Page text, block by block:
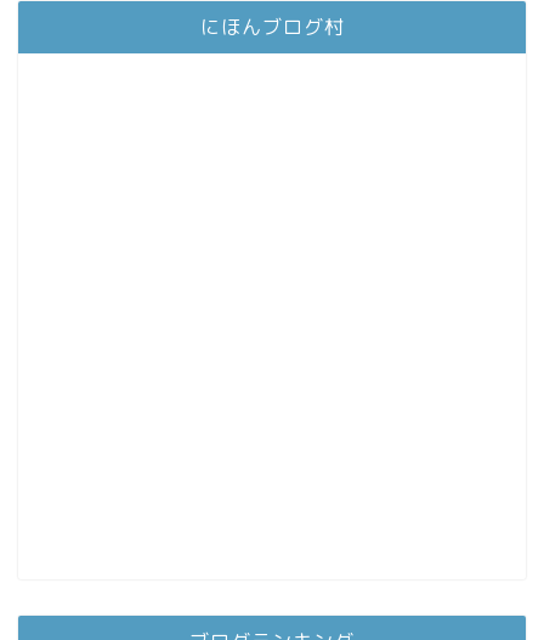
にほんブログ村